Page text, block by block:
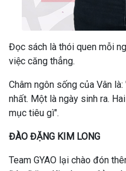
Đọc sách là thói quen mỗi
việc căng thẳng.
Châm ngôn sống của Vân
nhất. Một là ngày sinh ra.
mục tiêu gì".
ĐÀO ĐẶNG KIM LONG
Team GYAO lại chào đón